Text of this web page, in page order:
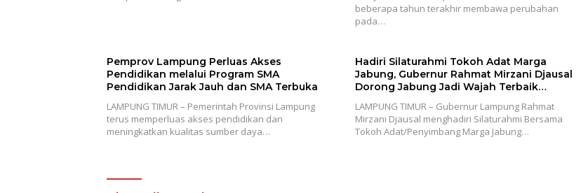
beberapa tahun terakhir membawa perubahan
pada…
Pemprov Lampung Perluas Akses
Pendidikan melalui Program SMA
Pendidikan Jarak Jauh dan SMA Terbuka
LAMPUNG TIMUR – Pemerintah Provinsi Lampung
terus memperluas akses pendidikan dan
meningkatkan kualitas sumber daya…
Hadiri Silaturahmi Tokoh Adat Marga
Jabung, Gubernur Rahmat Mirzani Djausal
Dorong Jabung Jadi Wajah Terbaik
dan SDM
LAMPUNG TIMUR – Gubernur Lampung Rahmat
Mirzani Djausal menghadiri Silaturahmi Bersama
Tokoh Adat/Penyimbang Marga Jabung…